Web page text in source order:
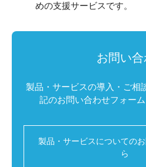
めの支援サービスです。
お問い
製品・サービスの導入・ご相
記のお問い合わせフォーム
製品・サービスについての
ら